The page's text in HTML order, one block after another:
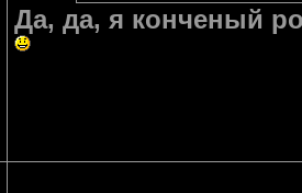
Да, да, я конченый